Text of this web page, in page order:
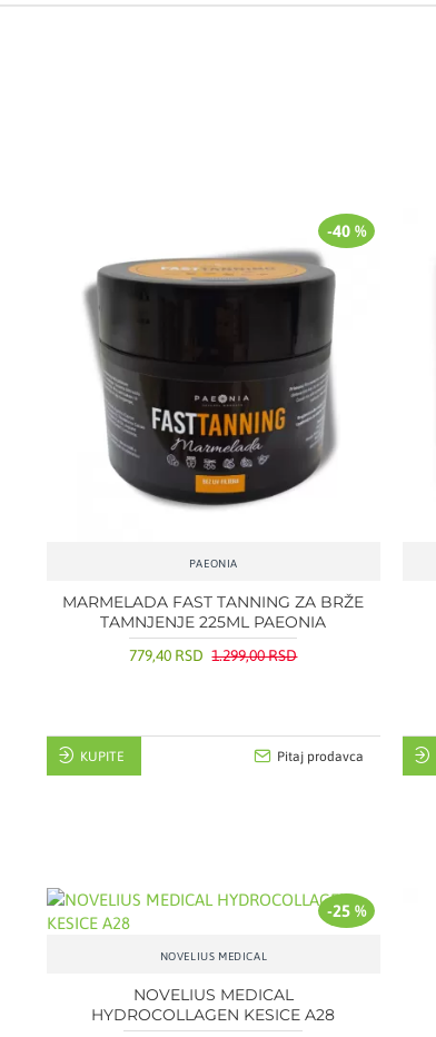
-40 %
PAEONIA
MARMELADA FAST TANNING ZA BRŽE
TAMNJENJE 225ML PAEONIA
779,40 RSD 1.299,00 RSD
KUPITE Pitaj prodavca
-25 %
NOVELIUS MEDICAL
NOVELIUS MEDICAL
HYDROCOLLAGEN KESICE A28